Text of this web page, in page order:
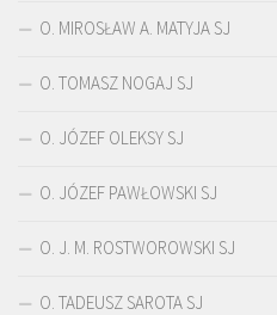
O. MIROSŁAW A. MATYJA SJ
O. TOMASZ NOGAJ SJ
O. JÓZEF OLEKSY SJ
O. JÓZEF PAWŁOWSKI SJ
O. J. M. ROSTWOROWSKI SJ
O. TADEUSZ SAROTA SJ